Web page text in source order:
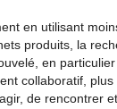
en utilisant
produits, la
en particulier
collaboratif, plus
de rencontrer